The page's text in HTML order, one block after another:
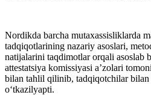
Nordikda barcha mutaxassisliklarda
tadqiqotlarining nazariy asoslari,
natijalarini taqdimotlar orqali asoslab
attestatsiya komissiyasi a’zolari
bilan tahlil qilinib, tadqiqotchilar
o‘tkazilyapti.